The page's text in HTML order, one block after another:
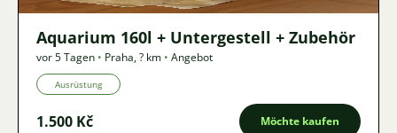
Aquarium 160l + Untergestell + Zubehör
vor 5 Tagen • Praha,? km • Angebot
Ausrüstung
1.500 Kč Möchte kaufen